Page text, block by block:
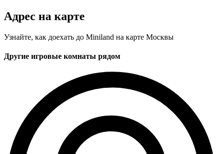
Адрес на карте
Узнайте, как доехать до Miniland на карте Москвы
Другие игровые комнаты рядом